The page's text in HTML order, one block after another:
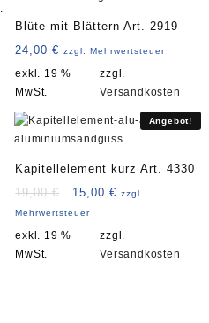
Blüte mit Blättern Art. 2919
24,00€ zzgl. Mehrwertsteuer
exkl. 19 %
MwSt.
zzgl.
Versandkosten
Angebot!
Kapitellelement kurz Art. 4330
19,00€
Ursprünglicher
Preis
19,00 €
15,00€ Aktueller
ist:
15,00 €.
zzgl.
Mehrwertsteuer
exkl. 19 %
MwSt.
zzgl.
Versandkosten